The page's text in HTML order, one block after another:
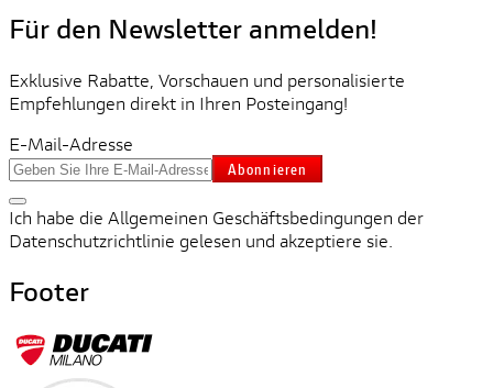
Für den Newsletter anmelden!
Exklusive Rabatte, Vorschauen und personalisierte
Empfehlungen direkt in Ihren Posteingang!
E-Mail-Adresse
Abonnieren
Ich habe die Allgemeinen Geschäftsbedingungen der
Datenschutzrichtlinie gelesen und akzeptiere sie.
Footer